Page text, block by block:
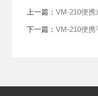
上一篇： VM-210便携
下一篇： VM-210便携